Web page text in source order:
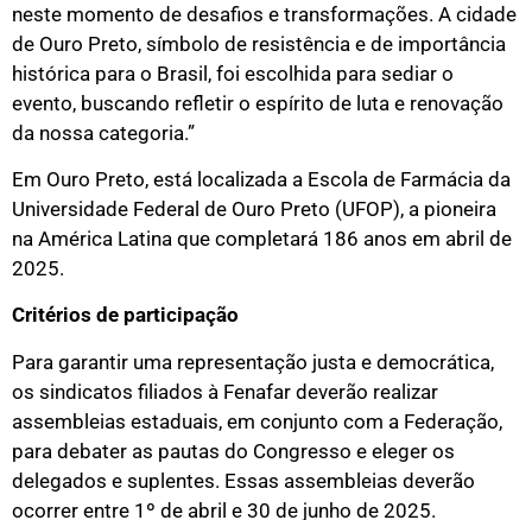
neste momento de desafios e transformações. A cidade
de Ouro Preto, símbolo de resistência e de importância
histórica para o Brasil, foi escolhida para sediar o
evento, buscando refletir o espírito de luta e renovação
da nossa categoria.”
Em Ouro Preto, está localizada a Escola de Farmácia da
Universidade Federal de Ouro Preto (UFOP), a pioneira
na América Latina que completará 186 anos em abril de
2025.
Critérios de participação
Para garantir uma representação justa e democrática,
os sindicatos filiados à Fenafar deverão realizar
assembleias estaduais, em conjunto com a Federação,
para debater as pautas do Congresso e eleger os
delegados e suplentes. Essas assembleias deverão
ocorrer entre 1º de abril e 30 de junho de 2025.